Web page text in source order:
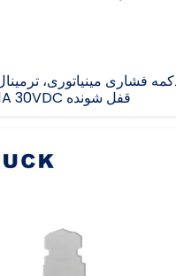
فشاری مینیاتوری،
قفل شونده 0.1A 30VDC